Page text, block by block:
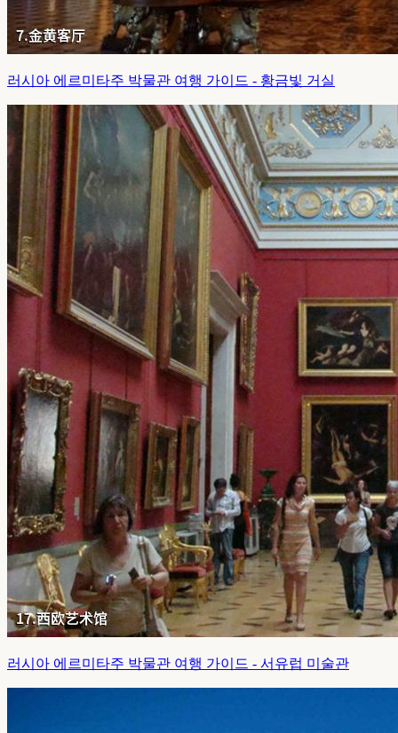
러시아 에르미타주 박물관 여행 가이드 - 황금빛 거실
러시아 에르미타주 박물관 여행 가이드 - 서유럽 미술관